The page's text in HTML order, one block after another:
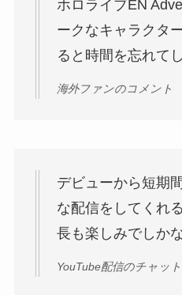
ホロライブEN
ークなキャラクタ
ると時間を忘れて
海外ファンのコメント
デビューから短期
な配信をしてくれ
長も楽しみでしかな
YouTube配信のチャッ